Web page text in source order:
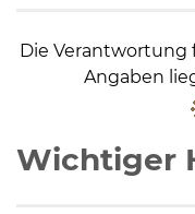
Die Verantwortung
Angaben
Wichtiger